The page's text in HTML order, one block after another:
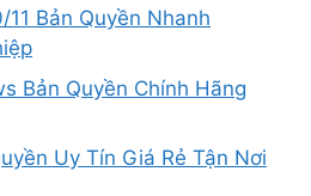
Bản Quyền Nhanh
Bản Quyền Chính Hãng
Uy Tín Giá Rẻ Tận Nơi